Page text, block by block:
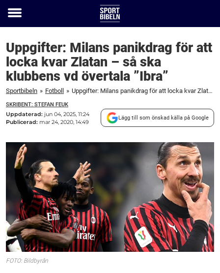
Toggle
Uppgifter: Milans panikdrag för att
locka kvar Zlatan – så ska
klubbens vd övertala ”Ibra”
Sportbibeln » Fotboll » Uppgifter: Milans panikdrag för att locka kvar Zlatan – så ska klubbens vd övertala "Ibra"
SKRIBENT: STEFAN FEUK
Uppdaterad: jun 04, 2025, 11:24
Publicerad: mar 24, 2020, 14:49
Lägg till som önskad källa på Google
FOTO: Bildbyrån